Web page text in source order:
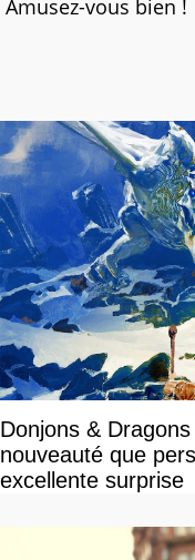
Amusez-vous bien !
Donjons &
nouveauté que
excellente surprise